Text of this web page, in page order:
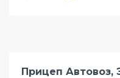
Прицеп Автовоз,